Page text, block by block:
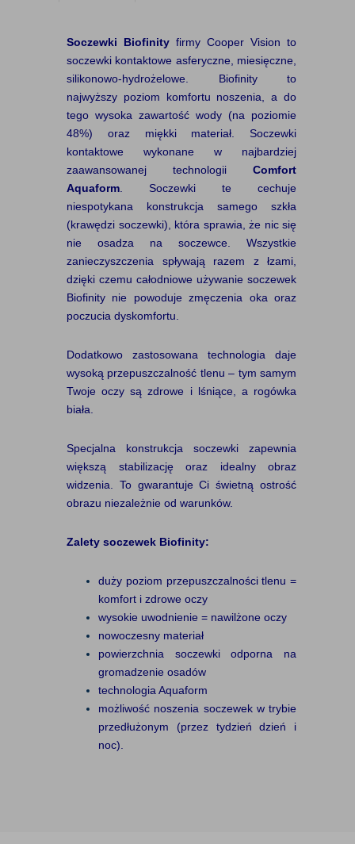
Soczewki Biofinity firmy Cooper Vision to
soczewki kontaktowe asferyczne, miesięczne,
silikonowo-hydrożelowe. Biofinity to
najwyższy poziom komfortu noszenia, a do
tego wysoka zawartość wody (na poziomie
48%) oraz miękki materiał. Soczewki
kontaktowe wykonane w najbardziej
zaawansowanej technologii Comfort
Aquaform . Soczewki te cechuje
niespotykana konstrukcja samego szkła
(krawędzi soczewki), która sprawia, że nic się
nie osadza na soczewce. Wszystkie
zanieczyszczenia spływają razem z łzami,
dzięki czemu całodniowe używanie soczewek
Biofinity nie powoduje zmęczenia oka oraz
poczucia dyskomfortu.
Dodatkowo zastosowana technologia daje
wysoką przepuszczalność tlenu – tym samym
Twoje oczy są zdrowe i lśniące, a rogówka
biała.
Specjalna konstrukcja soczewki zapewnia
większą stabilizację oraz idealny obraz
widzenia. To gwarantuje Ci świetną ostrość
obrazu niezależnie od warunków.
Zalety soczewek Biofinity:
duży poziom przepuszczalności tlenu =
komfort i zdrowe oczy
wysokie uwodnienie = nawilżone oczy
nowoczesny materiał
powierzchnia soczewki odporna na
gromadzenie osadów
technologia Aquaform
możliwość noszenia soczewek w trybie
przedłużonym (przez tydzień dzień i
noc).